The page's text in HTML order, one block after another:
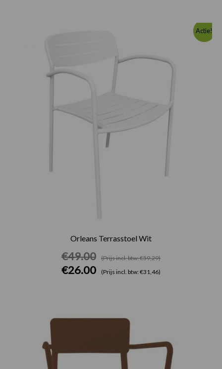
Actie!
Orleans Terrasstoel Wit
€49.00 (Prijs incl. btw: €59,29)
Oorspronkelijke
€26.00 (Prijs incl. btw: €31,46)